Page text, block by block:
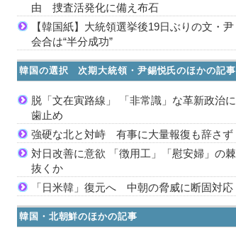
由 捜査活発化に備え布石
【韓国紙】大統領選挙後19日ぶりの文・尹
会合は“半分成功”
韓国の選択 次期大統領・尹錫悦氏のほかの記事
脱「文在寅路線」 「非常識」な革新政治に
歯止め
強硬な北と対峙 有事に大量報復も辞さず
対日改善に意欲 「徴用工」「慰安婦」の棘
抜くか
「日米韓」復元へ 中朝の脅威に断固対応
韓国・北朝鮮のほかの記事